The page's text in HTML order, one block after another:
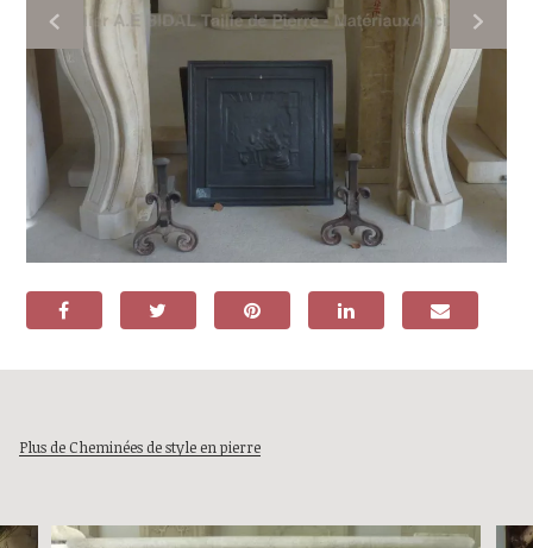
Plus de Cheminées de style en pierre